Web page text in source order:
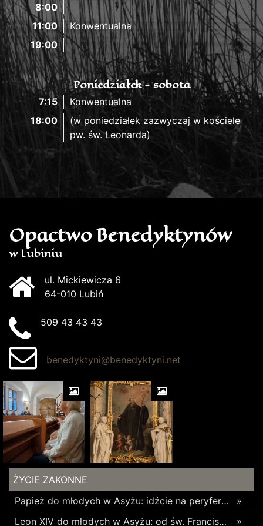
8:00
11:00
Konwentualna
19:00
Poniedziałek - sobota
7:15
Konwentualna
18:00
(w poniedziałek zazwyczaj w kościele
pw. św. Leonarda)
Opactwo Benedyktynów
w Lubiniu
ul. Mickiewicza 6
64-010 Lubiń
509 43 43 43
benedyktyni@benedyktyni.net
ŻYCIE ZAKONNE
»
Papież do młodych w Asyżu: idźcie na peryferie i budujcie cywilizację miłości
»
Leon XIV do młodych w Asyżu: od św. Franciszka uczcie się budowania pokoju i wspólnoty